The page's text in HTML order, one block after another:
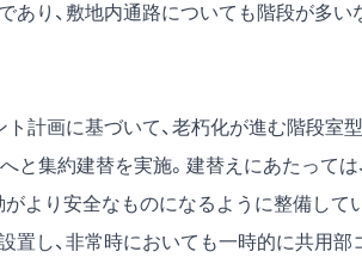
あり、敷地内通路についても階段が多い
計画に基づいて、老朽化が進む階段室
と集約建替を実施。建替えにあたっては
より安全なものになるように整備して
置し、非常時においても一時的に共用